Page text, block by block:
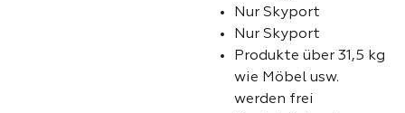
Nur Skyport
Nur Skyport
Produkte über 31,5 kg
wie Möbel usw.
werden frei